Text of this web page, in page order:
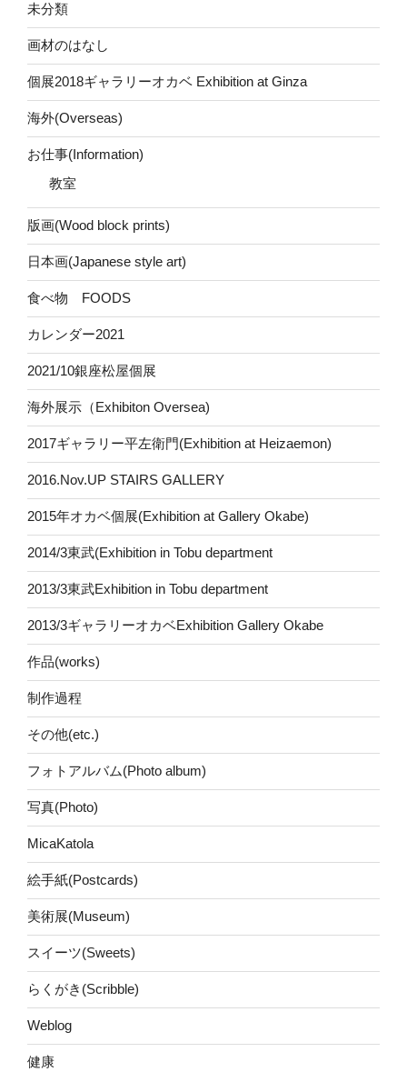
未分類
画材のはなし
個展2018ギャラリーオカベ Exhibition at Ginza
海外(Overseas)
お仕事(Information)
教室
版画(Wood block prints)
日本画(Japanese style art)
食べ物 FOODS
カレンダー2021
2021/10銀座松屋個展
海外展示（Exhibiton Oversea)
2017ギャラリー平左衛門(Exhibition at Heizaemon)
2016.Nov.UP STAIRS GALLERY
2015年オカベ個展(Exhibition at Gallery Okabe)
2014/3東武(Exhibition in Tobu department
2013/3東武Exhibition in Tobu department
2013/3ギャラリーオカベExhibition Gallery Okabe
作品(works)
制作過程
その他(etc.)
フォトアルバム(Photo album)
写真(Photo)
MicaKatola
絵手紙(Postcards)
美術展(Museum)
スイーツ(Sweets)
らくがき(Scribble)
Weblog
健康